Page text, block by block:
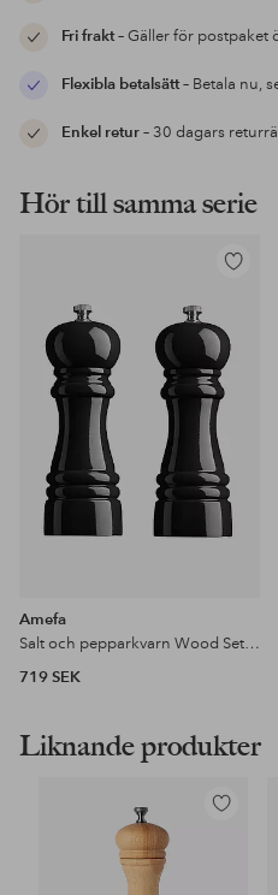
Fri frakt– Gäller för postpaket
Flexibla betalsätt– Betala nu,
Enkel retur– 30 dagars
Hör till samma serie
Lägg
favoriter
Amefa
Salt och pepparkvarn Wood Set om 2
719 SEK
Liknande produkter
Lägg